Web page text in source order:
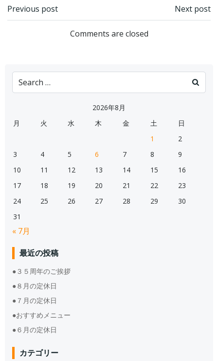
Post
navigation
Previous post
navigation
Next post
Comments are closed
Search
for:
2026年8月
月
火 水 木 金 土
日
1
2
3
4 5 6 7 8
9
10
11 12 13 14 15
16
17
18 19 20 21 22
23
24
25 26 27 28 29
30
31
« 7月
最近の投稿
●３５周年のご挨拶
●８月の定休日
●７月の定休日
●おすすめメニュー
●６月の定休日
カテゴリー